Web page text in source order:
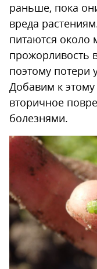
раньше, пока
вреда
питаются около
прожорливость
поэтому потери
Добавим к
вторичное
болезнями.